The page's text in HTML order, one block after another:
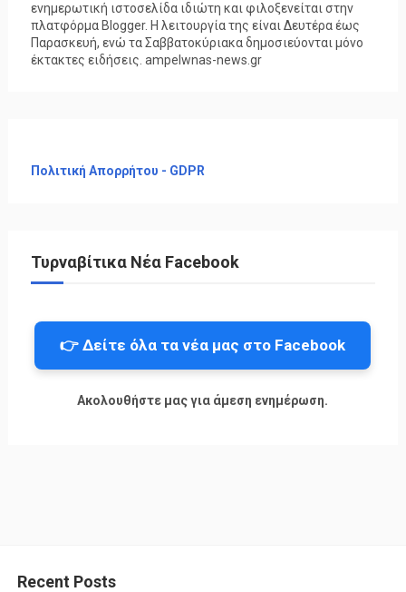
ενημερωτική ιστοσελίδα ιδιώτη και φιλοξενείται στην
πλατφόρμα Blogger. Η λειτουργία της είναι Δευτέρα έως
Παρασκευή, ενώ τα Σαββατοκύριακα δημοσιεύονται μόνο
έκτακτες ειδήσεις. ampelwnas-news.gr
Πολιτική Απορρήτου - GDPR
Τυρναβίτικα Νέα Facebook
👉 Δείτε όλα τα νέα μας στο Facebook
Ακολουθήστε μας για άμεση ενημέρωση.
Recent Posts